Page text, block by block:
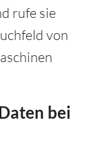
rufe sie
von
bei